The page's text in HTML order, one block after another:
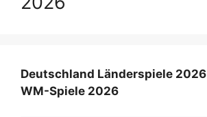
Deutschland Länderspiele 2026
WM-Spiele 2026